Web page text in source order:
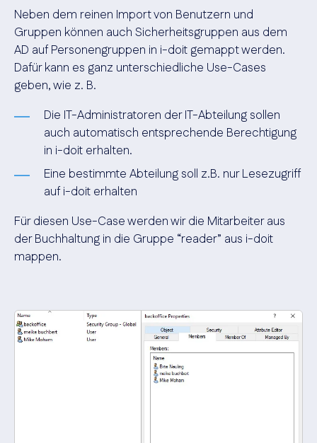
Neben dem reinen Import von Benutzern und
Gruppen können auch Sicherheitsgruppen aus dem
AD auf Personengruppen in i-doit gemappt werden.
Dafür kann es ganz unterschiedliche Use-Cases
geben, wie z. B.
Die IT-Administratoren der IT-Abteilung sollen
auch automatisch entsprechende Berechtigung
in i-doit erhalten.
Eine bestimmte Abteilung soll z.B. nur Lesezugriff
auf i-doit erhalten
Für diesen Use-Case werden wir die Mitarbeiter aus
der Buchhaltung in die Gruppe “reader” aus i-doit
mappen.